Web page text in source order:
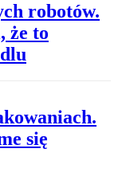
robotów.
że to
się